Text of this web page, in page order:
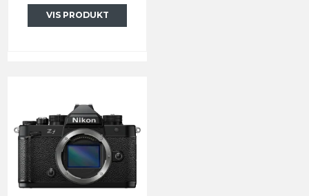
VIS PRODUKT